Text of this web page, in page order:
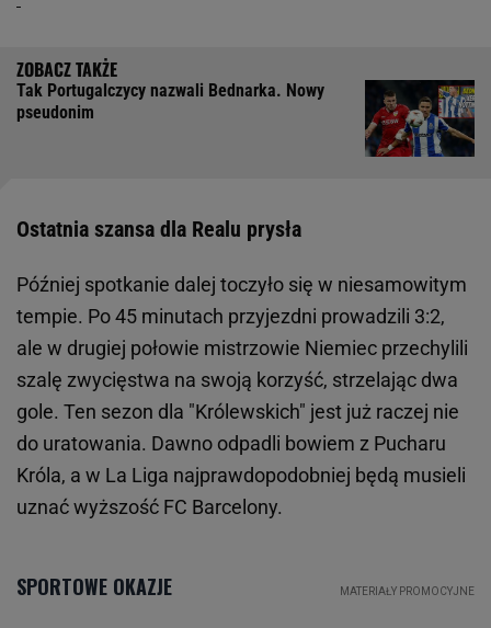
Tak Portugalczycy nazwali Bednarka. Nowy
pseudonim
Ostatnia szansa dla Realu prysła
Później spotkanie dalej toczyło się w niesamowitym
tempie. Po 45 minutach przyjezdni prowadzili 3:2,
ale w drugiej połowie mistrzowie Niemiec przechylili
szalę zwycięstwa na swoją korzyść, strzelając dwa
gole. Ten sezon dla "Królewskich" jest już raczej nie
do uratowania. Dawno odpadli bowiem z Pucharu
Króla, a w La Liga najprawdopodobniej będą musieli
uznać wyższość FC Barcelony.